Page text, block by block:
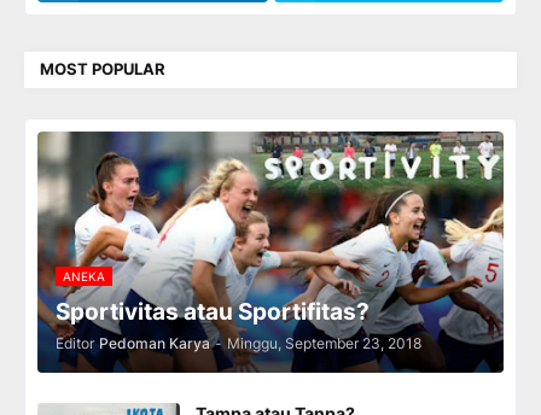
MOST POPULAR
ANEKA
Sportivitas atau Sportifitas?
Editor Pedoman Karya - Minggu, September 23, 2018